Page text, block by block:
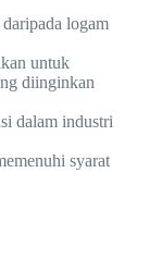
logam
untuk
diinginkan
dalam industri
syarat